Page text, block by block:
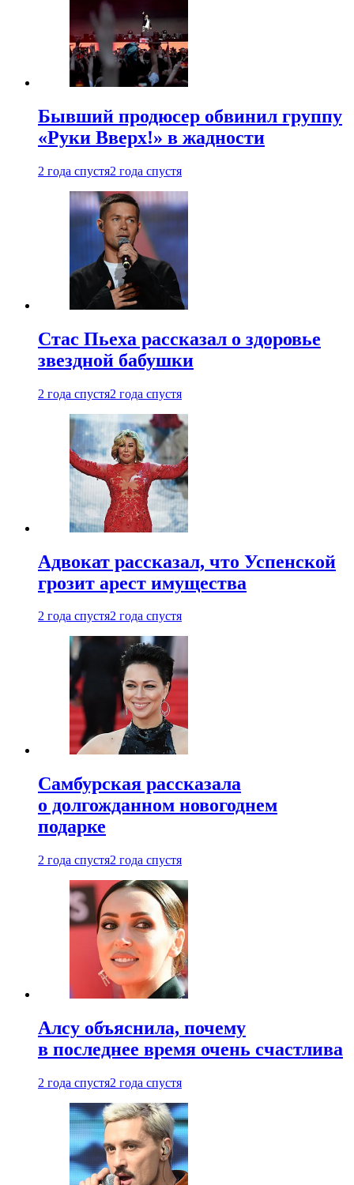
Бывший продюсер обвинил группу
«Руки Вверх!» в жадности
2 года спустя2 года спустя
Стас Пьеха рассказал о здоровье
звездной бабушки
2 года спустя2 года спустя
Адвокат рассказал, что Успенской
грозит арест имущества
2 года спустя2 года спустя
Самбурская рассказала
о долгожданном новогоднем
подарке
2 года спустя2 года спустя
Алсу объяснила, почему
в последнее время очень счастлива
2 года спустя2 года спустя